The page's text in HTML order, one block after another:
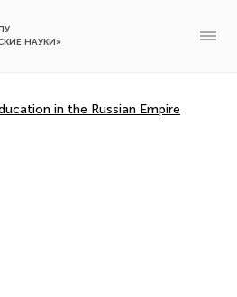
НАУКИ»
in the Russian Empire